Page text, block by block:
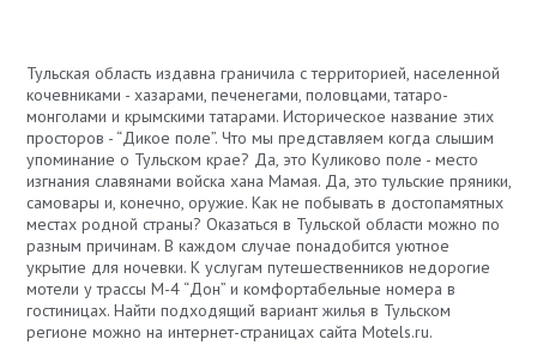
Тульская область издавна граничила с территорией, населенной
кочевниками - хазарами, печенегами, половцами, татаро-
монголами и крымскими татарами. Историческое название этих
просторов - “Дикое поле”. Что мы представляем когда слышим
упоминание о Тульском крае? Да, это Куликово поле - место
изгнания славянами войска хана Мамая. Да, это тульские пряники,
самовары и, конечно, оружие. Как не побывать в достопамятных
местах родной страны? Оказаться в Тульской области можно по
разным причинам. В каждом случае понадобится уютное
укрытие для ночевки. К услугам путешественников недорогие
мотели у трассы М-4 “Дон” и комфортабельные номера в
гостиницах. Найти подходящий вариант жилья в Тульском
регионе можно на интернет-страницах сайта Motels.ru.